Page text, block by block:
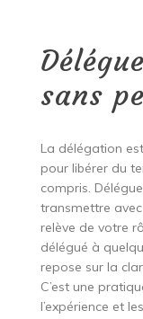
sans
La délégation
pour libérer du
compris.
transmettre
relève de votre
délégué à
repose sur la
C’est une
l’expérience et